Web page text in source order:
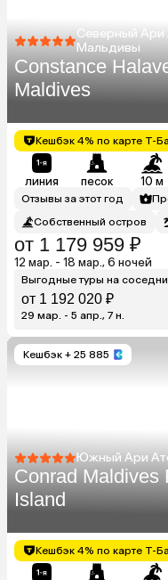
Северный Ари
Мальдивы
Constance
Maldives
Кешбэк 4% по карте Т-
линия песок 10 м
Отзывы за этот год
Собственный остров
от 1 179 959 ₽
12 мар. - 18 мар., 6 ночей
Выгодные туры на
от 1 192 020 ₽
29 мар. - 5 апр., 7 н.
Кешбэк + 25 885
Южный Ари
Conrad Maldives
Island
Кешбэк 4% по карте Т-